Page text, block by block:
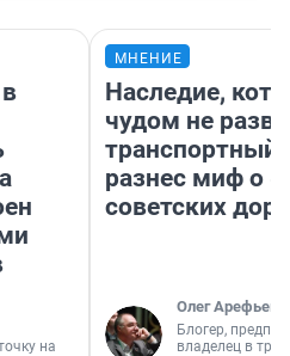
на
МНЕНИЕ
Наследие,
чудом не
транспортный
разнес миф о
советских
Олег Арефьев
Блогер,
владелец в